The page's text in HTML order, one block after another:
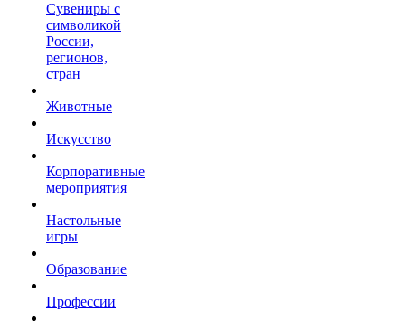
Сувениры с
символикой
России,
регионов,
стран
Животные
Искусство
Корпоративные
мероприятия
Настольные
игры
Образование
Профессии